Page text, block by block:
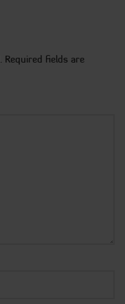
Required fields are